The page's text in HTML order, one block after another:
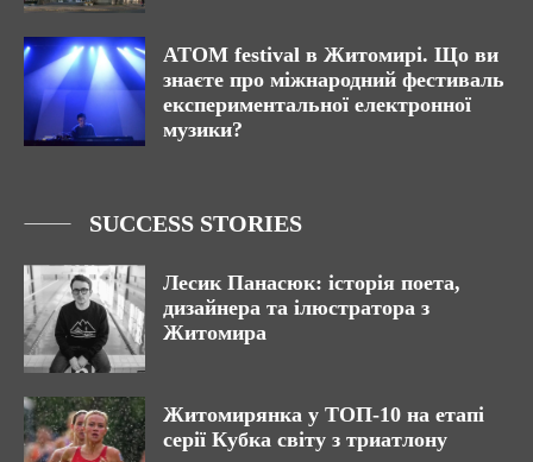
ATOM festival в Житомирі. Що ви
знаєте про міжнародний фестиваль
експериментальної електронної
музики?
SUCCESS STORIES
Лесик Панасюк: історія поета,
дизайнера та ілюстратора з
Житомира
Житомирянка у ТОП-10 на етапі
серії Кубка світу з триатлону